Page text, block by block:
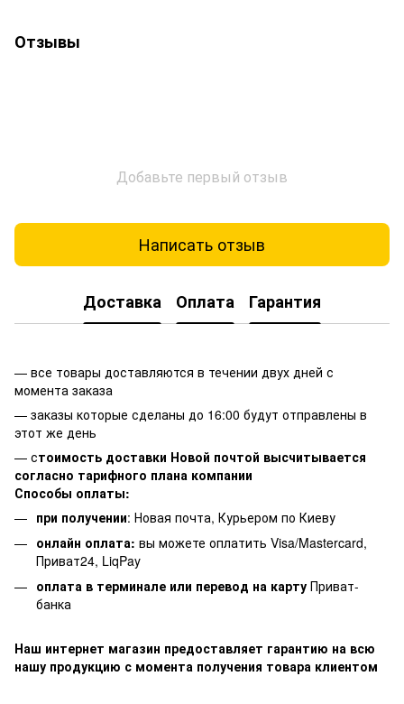
Отзывы
Добавьте первый отзыв
Написать отзыв
Доставка Оплата Гарантия
— все товары доставляются в течении двух дней с
момента заказа
— заказы которые сделаны до 16:00 будут отправлены в
этот же день
— стоимость доставки Новой почтой высчитывается
согласно тарифного плана компании
Способы оплаты:
при получении: Новая почта, Курьером по Киеву
онлайн оплата: вы можете оплатить Visa/Mastercard,
Приват24, LiqPay
оплата в терминале или перевод на карту Приват-
банка
Наш интернет магазин предоставляет гарантию на всю
нашу продукцию с момента получения товара клиентом